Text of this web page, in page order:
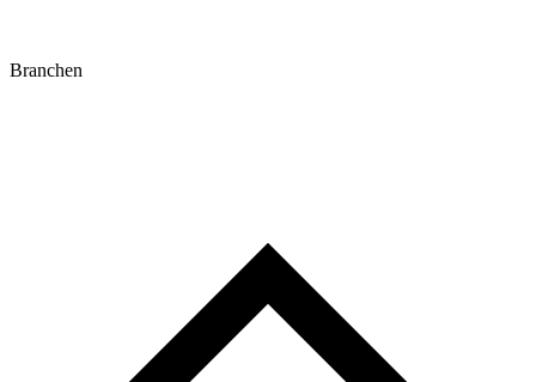
Branchen